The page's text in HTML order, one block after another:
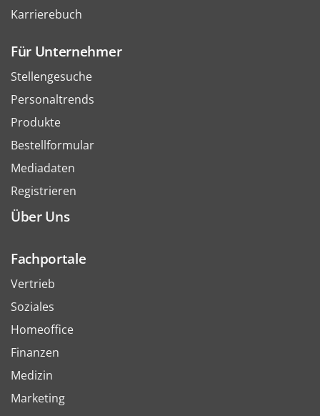
Karrierebuch
Für Unternehmer
Stellengesuche
Personaltrends
Produkte
Bestellformular
Mediadaten
Registrieren
Über Uns
Fachportale
Vertrieb
Soziales
Homeoffice
Finanzen
Medizin
Marketing